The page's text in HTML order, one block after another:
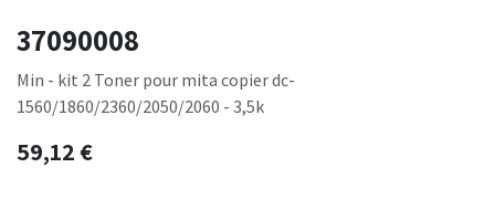
37090008
Min - kit 2 Toner pour mita copier dc-
1560/1860/2360/2050/2060 - 3,5k
59,12€